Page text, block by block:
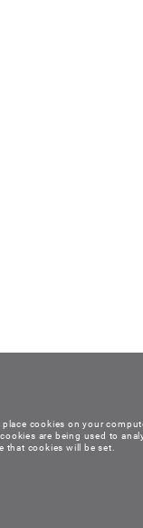
cookies on your
are being used to
that cookies will be set.